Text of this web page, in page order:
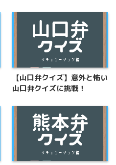
【山口弁クイズ】意外と怖い
山口弁クイズに挑戦！